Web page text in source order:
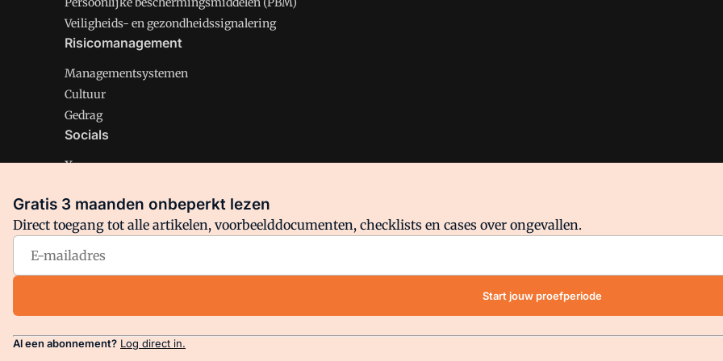
Veiligheids- en gezondheidssignalering
Risicomanagement
Managementsystemen
Cultuur
Gedrag
Socials
X
Facebook
Arbo is onderdeel van VMN media. Lees inons manifestwaar VMN media voor staat. Op gebruik van deze site zijn de
Gratis 3 maanden onbeperkt lezen
Direct toegang tot alle artikelen, voorbeelddocumenten, checklists en cases over ongevallen.
Start jouw proefperiode
Al een abonnement? Log direct in.